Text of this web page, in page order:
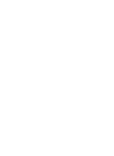
Silver Metallic